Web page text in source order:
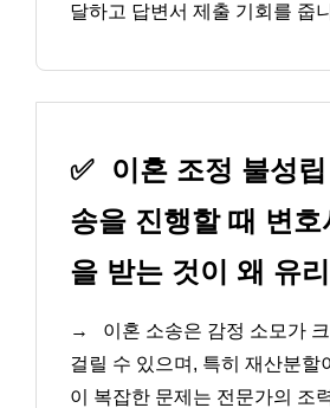
달하고 답변서 제출 기회를 줍
✅
이혼 조정 불성
송을 진행할 때 변
을 받는 것이 왜 유
→
이혼 소송은 감정 소모가
걸릴 수 있으며, 특히 재산분할
이 복잡한 문제는 전문가의 조